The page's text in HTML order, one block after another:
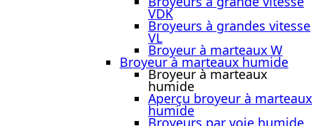
VDK
Broyeurs à grandes vitesse
VL
Broyeur à marteaux W
Broyeur à marteaux humide
Broyeur à marteaux
humide
Aperçu broyeur à marteaux
humide